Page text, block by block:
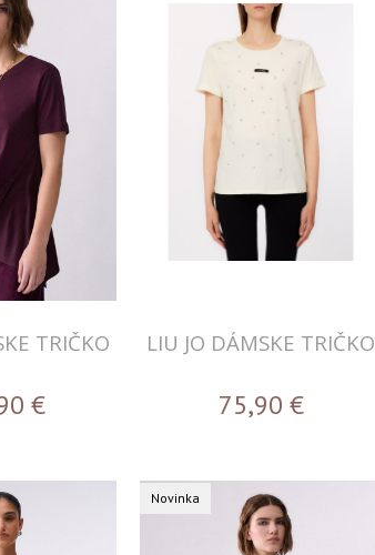
TRIČKO
€
LIU JO DÁMSKE TRIČKO
75,90 €
Novinka